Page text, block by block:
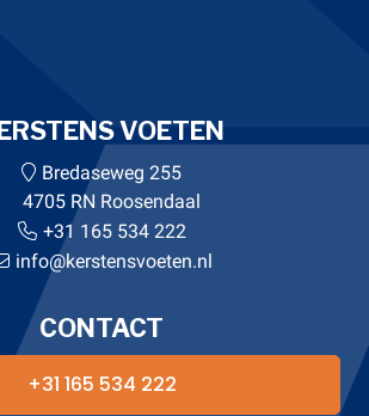
VOETEN
Bredaseweg 255
4705 RN Roosendaal
+31 165 534 222
info@kerstensvoeten.nl
CONTACT
+31 165 534 222